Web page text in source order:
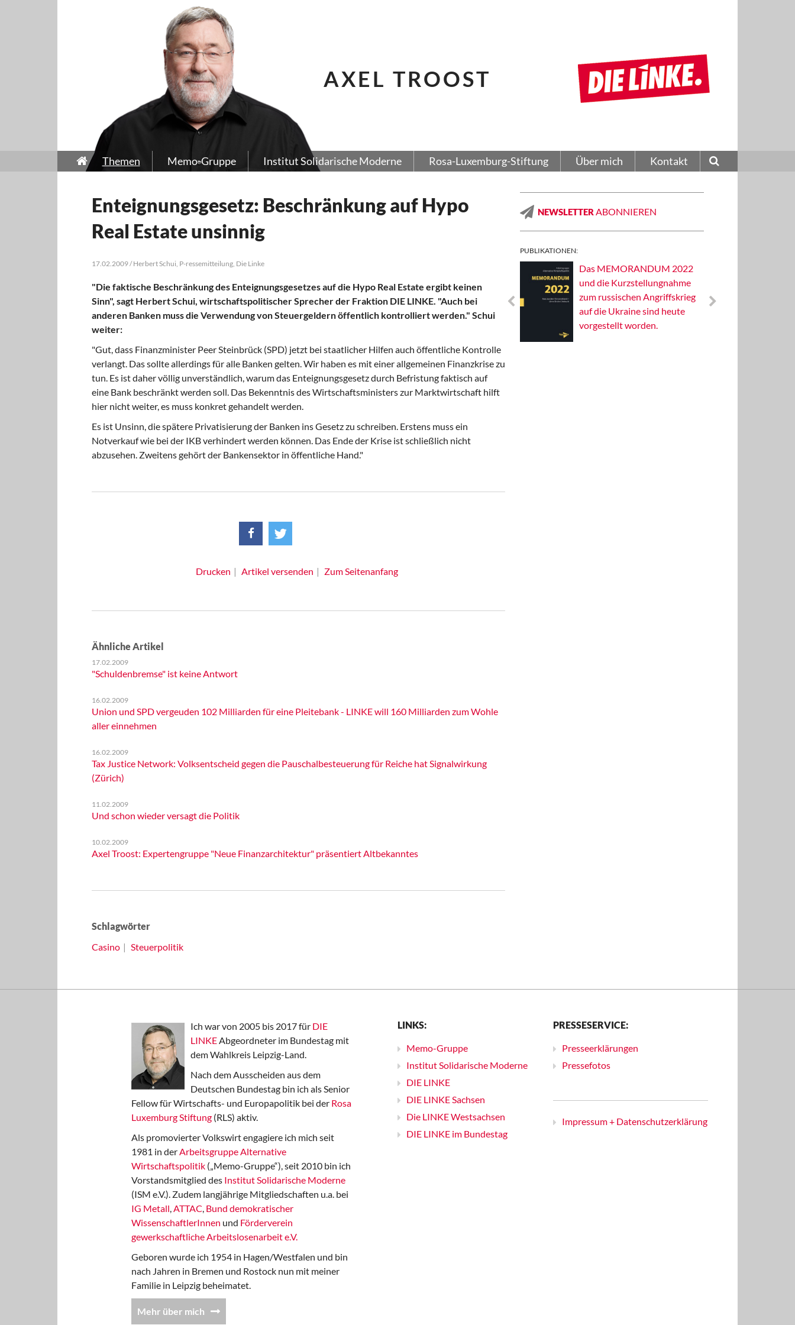
AXEL TROOST
Themen Memo-Gruppe Institut Solidarische Moderne Rosa-Luxemburg-Stiftung Über mich Kontakt
Enteignungsgesetz: Beschränkung auf Hypo
Real Estate unsinnig
17.02.2009 / Herbert Schui, P-ressemitteilung, Die Linke
"Die faktische Beschränkung des Enteignungsgesetzes auf die Hypo Real Estate ergibt keinen
Sinn", sagt Herbert Schui, wirtschaftspolitischer Sprecher der Fraktion DIE LINKE. "Auch bei
anderen Banken muss die Verwendung von Steuergeldern öffentlich kontrolliert werden." Schui
weiter:
"Gut, dass Finanzminister Peer Steinbrück (SPD) jetzt bei staatlicher Hilfen auch öffentliche Kontrolle
verlangt. Das sollte allerdings für alle Banken gelten. Wir haben es mit einer allgemeinen Finanzkrise zu
tun. Es ist daher völlig unverständlich, warum das Enteignungsgesetz durch Befristung faktisch auf
eine Bank beschränkt werden soll. Das Bekenntnis des Wirtschaftsministers zur Marktwirtschaft hilft
hier nicht weiter, es muss konkret gehandelt werden.
Es ist Unsinn, die spätere Privatisierung der Banken ins Gesetz zu schreiben. Erstens muss ein
Notverkauf wie bei der IKB verhindert werden können. Das Ende der Krise ist schließlich nicht
abzusehen. Zweitens gehört der Bankensektor in öffentliche Hand."
Drucken Artikel versenden Zum Seitenanfang
Ähnliche Artikel
17.02.2009
"Schuldenbremse" ist keine Antwort
16.02.2009
Union und SPD vergeuden 102 Milliarden für eine Pleitebank - LINKE will 160 Milliarden zum Wohle
aller einnehmen
16.02.2009
Tax Justice Network: Volksentscheid gegen die Pauschalbesteuerung für Reiche hat Signalwirkung
(Zürich)
11.02.2009
Und schon wieder versagt die Politik
10.02.2009
Axel Troost: Expertengruppe "Neue Finanzarchitektur" präsentiert Altbekanntes
Schlagwörter
Casino
Steuerpolitik
NEWSLETTER ABONNIEREN
PUBLIKATIONEN:
Mosaiklinke Perspektiven
Das MEMORANDUM 2022
und die Kurzstellungnahme
zum russischen Angriffskrieg
auf die Ukraine sind heute
vorgestellt worden.
Ich war von 2005 bis 2017 für DIE
LINKEAbgeordneter im Bundestag mit
dem Wahlkreis Leipzig-Land.
Nach dem Ausscheiden aus dem
Deutschen Bundestag bin ich als Senior
Fellow für Wirtschafts- und Europapolitik bei der Rosa
Luxemburg Stiftung (RLS) aktiv.
Als promovierter Volkswirt engagiere ich mich seit
1981 in derArbeitsgruppe Alternative
Wirtschaftspolitik („Memo-Gruppe“), seit 2010 bin ich
Vorstandsmitglied des Institut Solidarische Moderne
(ISM e.V.). Zudem langjährige Mitgliedschaften u.a. bei
IG Metall,ATTAC, Bund demokratischer
WissenschaftlerInnen und Förderverein
gewerkschaftliche Arbeitslosenarbeit e.V.
Geboren wurde ich 1954 in Hagen/Westfalen und bin
nach Jahren in Bremen und Rostock nun mit meiner
Familie in Leipzig beheimatet.
Mehr über mich
LINKS:
Memo-Gruppe
Institut Solidarische Moderne
DIE LINKE
DIE LINKE Sachsen
Die LINKE Westsachsen
DIE LINKE im Bundestag
PRESSESERVICE:
Presseerklärungen
Pressefotos
Impressum + Datenschutzerklärung